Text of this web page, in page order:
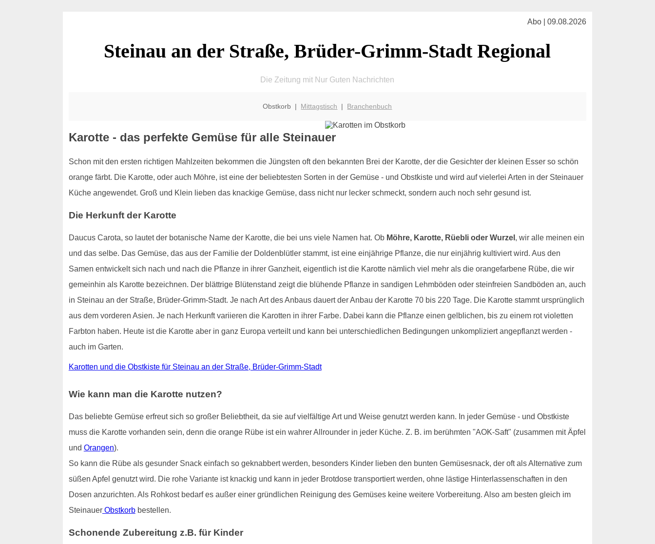
Abo | 09.08.2026
Steinau an der Straße, Brüder-Grimm-Stadt Regional
Die Zeitung mit Nur Guten Nachrichten
Obstkorb | Mittagstisch | Branchenbuch
Karotte - das perfekte Gemüse für alle Steinauer
Schon mit den ersten richtigen Mahlzeiten bekommen die Jüngsten oft den bekannten Brei der Karotte, der die Gesichter der kleinen Esser so schön
orange färbt. Die Karotte, oder auch Möhre, ist eine der beliebtesten Sorten in der Gemüse - und Obstkiste und wird auf vielerlei Arten in der Steinauer
Küche angewendet. Groß und Klein lieben das knackige Gemüse, dass nicht nur lecker schmeckt, sondern auch noch sehr gesund ist.
Die Herkunft der Karotte
Daucus Carota, so lautet der botanische Name der Karotte, die bei uns viele Namen hat. Ob Möhre, Karotte, Rüebli oder Wurzel , wir alle meinen ein
und das selbe. Das Gemüse, das aus der Familie der Doldenblütler stammt, ist eine einjährige Pflanze, die nur einjährig kultiviert wird. Aus den
Samen entwickelt sich nach und nach die Pflanze in ihrer Ganzheit, eigentlich ist die Karotte nämlich viel mehr als die orangefarbene Rübe, die wir
gemeinhin als Karotte bezeichnen. Der blättrige Blütenstand zeigt die blühende Pflanze in sandigen Lehmböden oder steinfreien Sandböden an, auch
in Steinau an der Straße, Brüder-Grimm-Stadt. Je nach Art des Anbaus dauert der Anbau der Karotte 70 bis 220 Tage. Die Karotte stammt ursprünglich
aus dem vorderen Asien. Je nach Herkunft variieren die Karotten in ihrer Farbe. Dabei kann die Pflanze einen gelblichen, bis zu einem rot violetten
Farbton haben. Heute ist die Karotte aber in ganz Europa verteilt und kann bei unterschiedlichen Bedingungen unkompliziert angepflanzt werden -
auch im Garten.
Karotten und die Obstkiste für Steinau an der Straße, Brüder-Grimm-Stadt
Wie kann man die Karotte nutzen?
Das beliebte Gemüse erfreut sich so großer Beliebtheit, da sie auf vielfältige Art und Weise genutzt werden kann. In jeder Gemüse - und Obstkiste
muss die Karotte vorhanden sein, denn die orange Rübe ist ein wahrer Allrounder in jeder Küche. Z. B. im berühmten "AOK-Saft" (zusammen mit Äpfel
und Orangen).
So kann die Rübe als gesunder Snack einfach so geknabbert werden, besonders Kinder lieben den bunten Gemüsesnack, der oft als Alternative zum
süßen Apfel genutzt wird. Die rohe Variante ist knackig und kann in jeder Brotdose transportiert werden, ohne lästige Hinterlassenschaften in den
Dosen anzurichten. Als Rohkost bedarf es außer einer gründlichen Reinigung des Gemüses keine weitere Vorbereitung. Also am besten gleich im
SteinauerObstkorbbestellen.
Schonende Zubereitung z.B. für Kinder